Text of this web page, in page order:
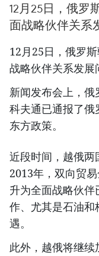
12月25日，俄罗
面战略伙伴关系
12月25日，俄罗
战略伙伴关系发展
新闻发布会上，俄
科夫通已通报了
东方政策。
近段时间，越俄两
2013年，双向贸
升为全面战略伙
作、尤其是石油
遇。
此外，越俄将继